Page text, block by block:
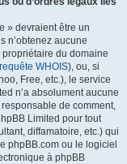
» devraient être un
n’obtenez aucune
du domaine
WHOIS), ou, si
Free, etc.), le service
n’a absolument aucune
de comment,
Limited pour tout
diffamatoire, etc.) qui
phpBB.com ou le logiciel
à phpBB